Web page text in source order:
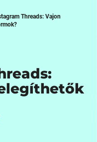
Threads: Vajon